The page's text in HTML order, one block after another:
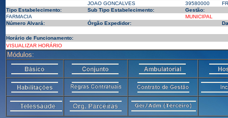
JOAO GONCALVES
39580000
Tipo Estabelecimento:
Sub Tipo Estabelecimento:
Gestão:
FARMACIA
MUNICIPAL
Número Alvará:
Órgão Expedidor:
Horário de Funcionamento:
VISUALIZAR HORÁRIO
Módulos: